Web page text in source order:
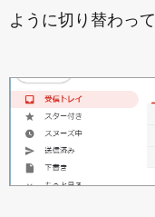
ように切り替わっ